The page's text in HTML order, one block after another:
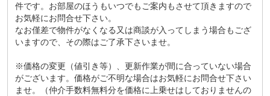
件です。お部屋のほうもいつでもご案内もさせて頂きますので
お気軽にお問合せ下さい。
なお僅差で物件がなくなる又は商談が入ってしまう場合もござ
いますので、その際はご了承下さいませ。
※価格の変更（値引き等）、更新作業が間に合っていない場合
がございます。価格がご不明な場合はお気軽にお問合せ下さい
ませ。（仲介手数料無料分を価格に上乗せはしておりませんの